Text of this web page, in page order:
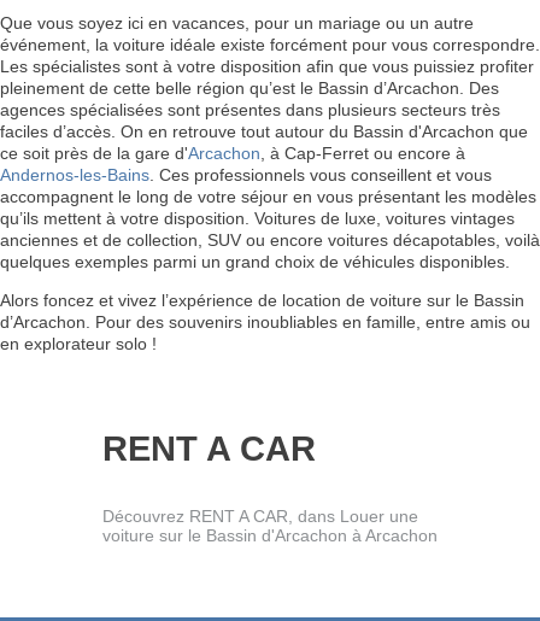
Que vous soyez ici en vacances, pour un mariage ou un autre
événement, la voiture idéale existe forcément pour vous correspondre.
Les spécialistes sont à votre disposition afin que vous puissiez profiter
pleinement de cette belle région qu’est le Bassin d’Arcachon. Des
agences spécialisées sont présentes dans plusieurs secteurs très
faciles d’accès. On en retrouve tout autour du Bassin d'Arcachon que
ce soit près de la gare d'Arcachon , à Cap-Ferret ou encore à
Andernos-les-Bains . Ces professionnels vous conseillent et vous
accompagnent le long de votre séjour en vous présentant les modèles
qu’ils mettent à votre disposition. Voitures de luxe, voitures vintages
anciennes et de collection, SUV ou encore voitures décapotables, voilà
quelques exemples parmi un grand choix de véhicules disponibles.
Alors foncez et vivez l’expérience de location de voiture sur le Bassin
d’Arcachon. Pour des souvenirs inoubliables en famille, entre amis ou
en explorateur solo !
RENT A CAR
Découvrez RENT A CAR, dans Louer une
voiture sur le Bassin d'Arcachon à Arcachon